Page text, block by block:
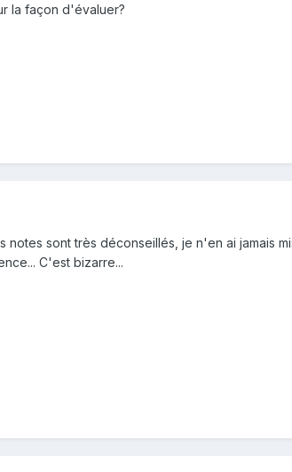
la façon d'évaluer?
notes sont très déconseillés, je n'en ai jamais
C'est bizarre...